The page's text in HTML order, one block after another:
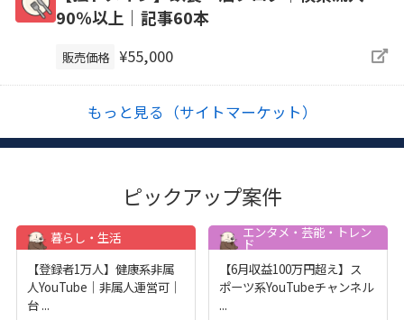
90％以上｜記事60本
販売価格 ¥55,000
もっと見る（サイトマーケット）
ピックアップ案件
暮らし・生活
【登録者1万人】健康系非属
人YouTube｜非属人運営可｜
台 ...
エンタメ・芸能・トレン
ド
【6月収益100万円超え】ス
ポーツ系YouTubeチャンネル
...